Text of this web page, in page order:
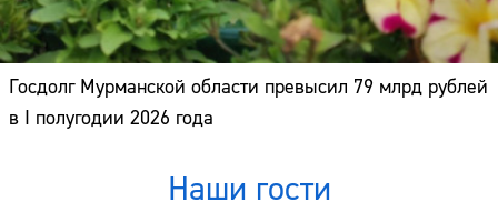
Госдолг Мурманской области превысил 79 млрд рублей
в I полугодии 2026 года
Наши гости